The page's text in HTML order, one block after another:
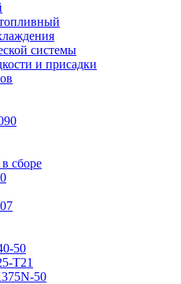
системы
и присадки
сборе
50
T21
50